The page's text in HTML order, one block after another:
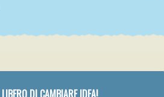
LIBERO DI CAMBIARE IDEA!